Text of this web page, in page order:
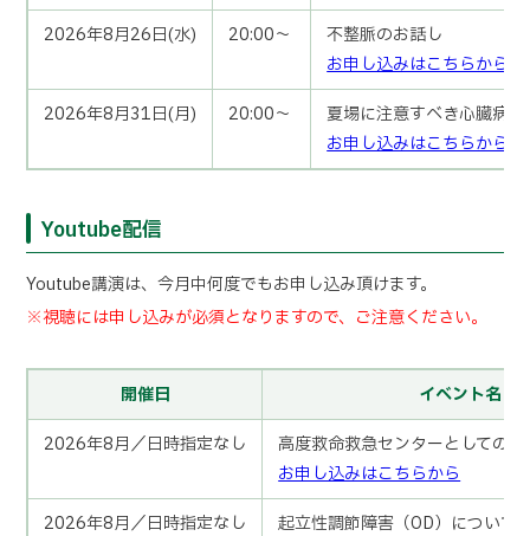
2026年8月26日(水)
20:00～
不整脈のお話し
お申し込みはこちらから
2026年8月31日(月)
20:00～
夏場に注意すべき心臓病
お申し込みはこちらから
Youtube配信
Youtube講演は、今月中何度でもお申し込み頂けます。
※視聴には申し込みが必須となりますので、ご注意ください。
開催日
イベント名
2026年8月／日時指定なし
高度救命救急センターとしての
お申し込みはこちらから
2026年8月／日時指定なし
起立性調節障害（OD）について